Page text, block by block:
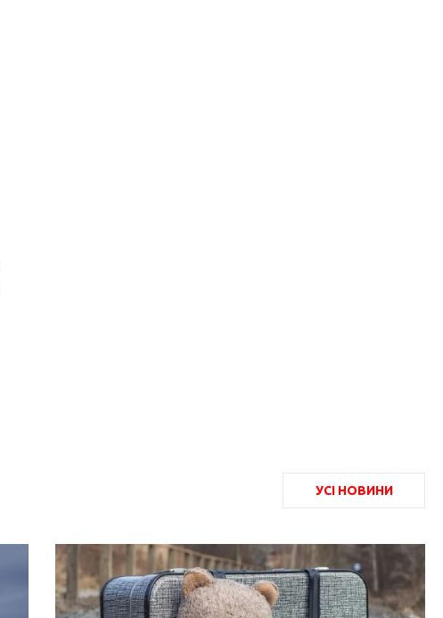
УСІ НОВИНИ